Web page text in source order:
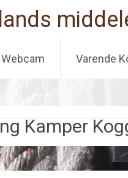
Webcam Varende
Kamper